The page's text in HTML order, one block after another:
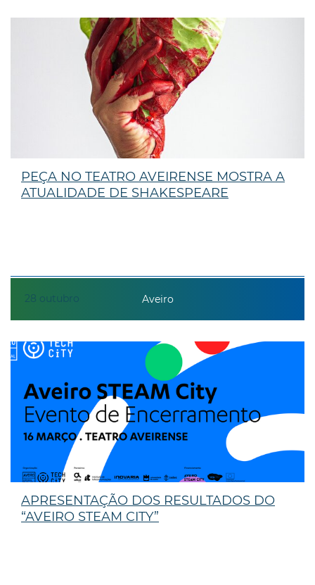
28 outubro
PEÇA NO TEATRO AVEIRENSE MOSTRA A
ATUALIDADE DE SHAKESPEARE
Aveiro
APRESENTAÇÃO DOS RESULTADOS DO
“AVEIRO STEAM CITY”